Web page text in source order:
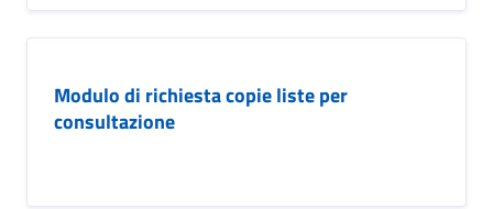
Modulo di richiesta copie liste per
consultazione